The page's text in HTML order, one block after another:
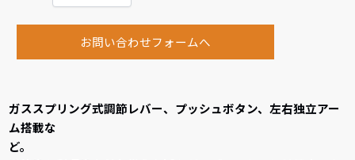
お問い合わせフォームへ
ガススプリング式調節レバー、プッシュボタン、左右独立アー
ム搭載な
ど